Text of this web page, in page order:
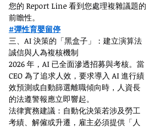
您的 Report Line 看到您處理複雜議題的
前瞻性。
#彈性育嬰留停
三、AI 決策的「黑盒子」：建立演算法
誠信與人為複核機制
2026 年，AI 已全面滲透招募與考核。當
CEO 為了追求人效，要求導入 AI 進行績
效預測或自動篩選離職傾向時，人資長
的法遵警報應立即響起。
法律實務建議：自動化決策若涉及勞工
考績、解僱或升遷，雇主必須提供「人